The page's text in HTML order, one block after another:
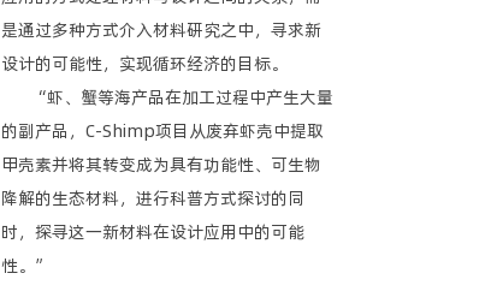
是通过多种方式介入材料研究之中，寻求新
设计的可能性，实现循环经济的目标。
“虾、蟹等海产品在加工过程中产生大量
的副产品，C-Shimp项目从废弃虾壳中提取
甲壳素并将其转变成为具有功能性、可生物
降解的生态材料，进行科普方式探讨的同
时，探寻这一新材料在设计应用中的可能
性。”